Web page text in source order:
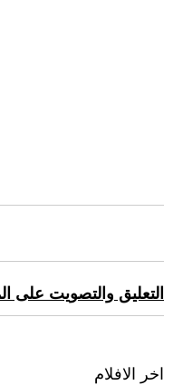
التعليق والتصويت على
اخر الافلام